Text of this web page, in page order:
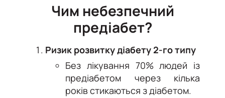
Чим небезпечний
предіабет?
Ризик розвитку діабету 2-го типу
Без лікування 70% людей із
предіабетом через кілька
років стикаються з діабетом.